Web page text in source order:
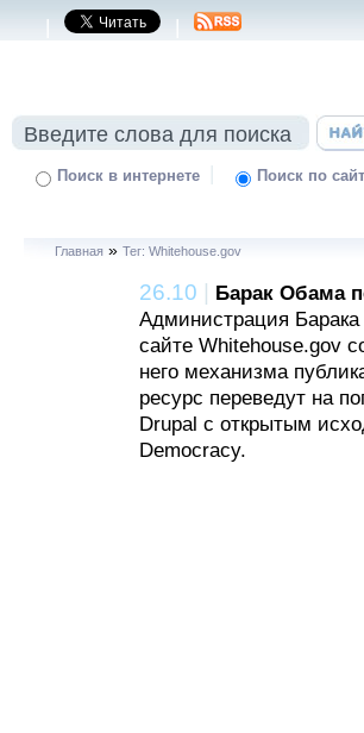
| |
Поиск в интернете | Поиск по
Главная » Тег: Whitehouse.gov
26.10
Барак Обама
Администрация
сайте Whitehouse.gov
него механизма
ресурс переведут на
Drupal с открытым
Democracy.